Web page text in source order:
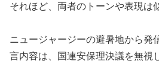
それほど、両者のトーンや表現は
ニュージャージーの避暑地から発
言内容は、国連安保理決議を無視